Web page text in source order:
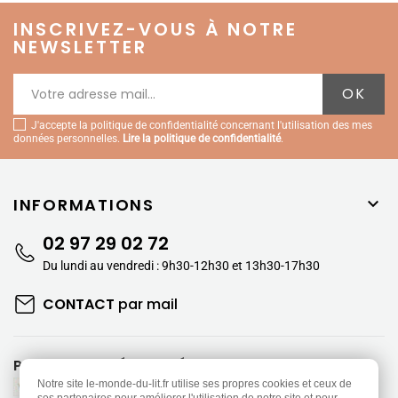
INSCRIVEZ-VOUS À NOTRE
NEWSLETTER
J'accepte la politique de confidentialité concernant l'utilisation des mes
données personnelles. Lire la politique de confidentialité.
INFORMATIONS 
02 97 29 02 72
Du lundi au vendredi : 9h30-12h30 et 13h30-17h30
CONTACT par mail
PAIEMENTS SÉCURISÉS
Notre site le-monde-du-lit.fr utilise ses propres cookies et ceux de